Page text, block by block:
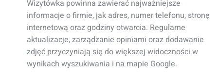
Wizytówka powinna zawierać najważniejsze
informacje o firmie, jak adres, numer telefonu, stronę
internetową oraz godziny otwarcia. Regularne
aktualizacje, zarządzanie opiniami oraz dodawanie
zdjęć przyczyniają się do większej widoczności w
wynikach wyszukiwania i na mapie Google.